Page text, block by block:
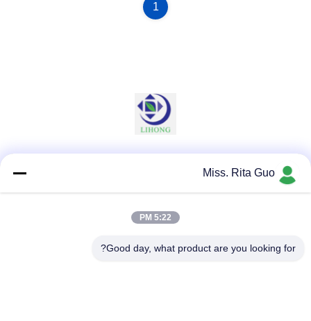
1
وسائل التواصل الاجتماعيMiss. Rita Guo
5:22 PM
Good day, what product are you looking for?